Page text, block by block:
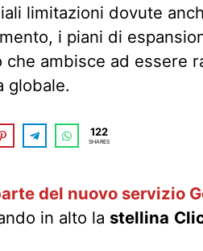
limitazioni dovute
i piani di
che ambisce ad essere
globale.
122
SHARES
del nuovo servizio
in alto la stellina